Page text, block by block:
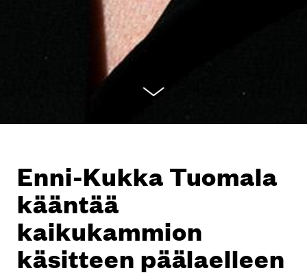
Enni-Kukka Tuomala
kääntää
kaikukammion
käsitteen päälaelleen